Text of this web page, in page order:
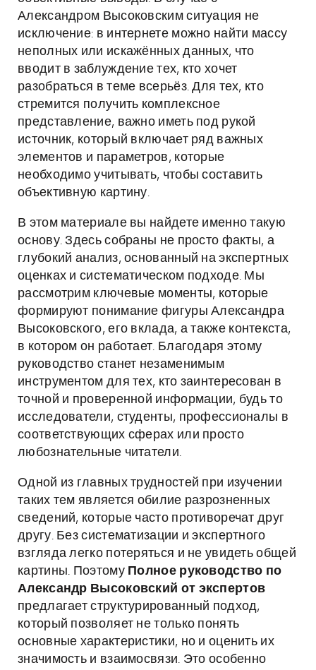
Александром Высоковским ситуация не
исключение: в интернете можно найти массу
неполных или искажённых данных, что
вводит в заблуждение тех, кто хочет
разобраться в теме всерьёз. Для тех, кто
стремится получить комплексное
представление, важно иметь под рукой
источник, который включает ряд важных
элементов и параметров, которые
необходимо учитывать, чтобы составить
объективную картину.
В этом материале вы найдете именно такую
основу. Здесь собраны не просто факты, а
глубокий анализ, основанный на экспертных
оценках и систематическом подходе. Мы
рассмотрим ключевые моменты, которые
формируют понимание фигуры Александра
Высоковского, его вклада, а также контекста,
в котором он работает. Благодаря этому
руководство станет незаменимым
инструментом для тех, кто заинтересован в
точной и проверенной информации, будь то
исследователи, студенты, профессионалы в
соответствующих сферах или просто
любознательные читатели.
Одной из главных трудностей при изучении
таких тем является обилие разрозненных
сведений, которые часто противоречат друг
другу. Без систематизации и экспертного
взгляда легко потеряться и не увидеть общей
картины. Поэтому Полное руководство по
Александр Высоковский от экспертов
предлагает структурированный подход,
который позволяет не только понять
основные характеристики, но и оценить их
значимость и взаимосвязи. Это особенно